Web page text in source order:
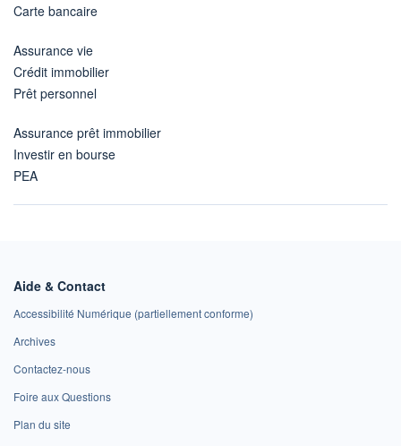
Carte bancaire
Assurance vie
Crédit immobilier
Prêt personnel
Assurance prêt immobilier
Investir en bourse
PEA
Aide & Contact
Accessibilité Numérique (partiellement conforme)
Archives
Contactez-nous
Foire aux Questions
Plan du site